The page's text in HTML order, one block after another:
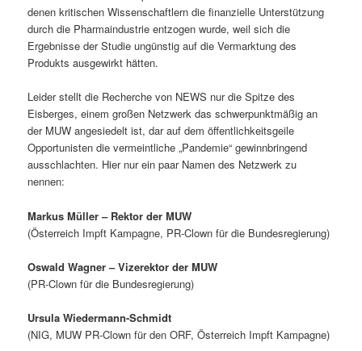
denen kritischen Wissenschaftlern die finanzielle Unterstützung
durch die Pharmaindustrie entzogen wurde, weil sich die
Ergebnisse der Studie ungünstig auf die Vermarktung des
Produkts ausgewirkt hätten.
Leider stellt die Recherche von NEWS nur die Spitze des
Eisberges, einem großen Netzwerk das schwerpunktmäßig an
der MUW angesiedelt ist, dar auf dem öffentlichkeitsgeile
Opportunisten die vermeintliche „Pandemie“ gewinnbringend
ausschlachten. Hier nur ein paar Namen des Netzwerk zu
nennen:
Markus Müller – Rektor der MUW
(Österreich Impft Kampagne, PR-Clown für die Bundesregierung)
Oswald Wagner – Vizerektor der MUW
(PR-Clown für die Bundesregierung)
Ursula Wiedermann-Schmidt
(NIG, MUW PR-Clown für den ORF, Österreich Impft Kampagne)